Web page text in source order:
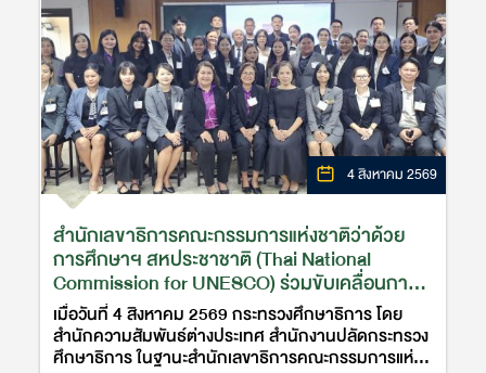
4 สิงหาคม 2569
สำนักเลขาธิการคณะกรรมการแห่งชาติว่าด้วย
การศึกษาฯ สหประชาชาติ (Thai National
Commission for UNESCO) ร่วมขับเคลื่อนการ
พัฒนาครูไทยด้านเทคโนโลยีและ AI ผ่านการฝึก
อบรมแพลตฟอร์มการเรียนรู้ดิจิทัลแห่งชาติ ณ
จังหวัดบุรีรัมย์
เมื่อวันที่ 4 สิงหาคม 2569 กระทรวงศึกษาธิการ โดย
สำนักความสัมพันธ์ต่างประเทศ สำนักงานปลัดกระทรวง
ศึกษาธิการ ในฐานะสำนักเลขาธิการคณะกรรมการแห่ง